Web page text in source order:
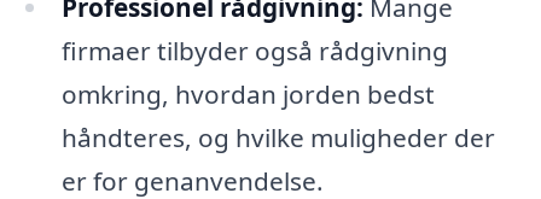
Professionel rådgivning: Mange
firmaer tilbyder også rådgivning
omkring, hvordan jorden bedst
håndteres, og hvilke muligheder der
er for genanvendelse.